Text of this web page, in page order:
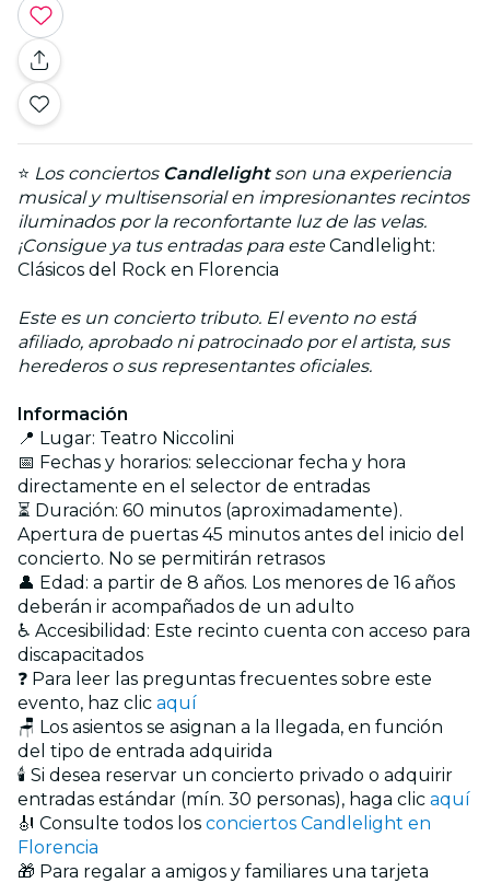
⭐ Los conciertos Candlelightson una experiencia
musical y multisensorial en impresionantes recintos
iluminados por la reconfortante luz de las velas.
¡Consigue ya tus entradas para esteCandlelight:
Clásicos del Rock en Florencia
Este es un concierto tributo. El evento no está
afiliado, aprobado ni patrocinado por el artista, sus
herederos o sus representantes oficiales.
Información
📍 Lugar: Teatro Niccolini
📅 Fechas y horarios: seleccionar fecha y hora
directamente en el selector de entradas
⏳ Duración: 60 minutos (aproximadamente).
Apertura de puertas 45 minutos antes del inicio del
concierto. No se permitirán retrasos
👤 Edad: a partir de 8 años. Los menores de 16 años
deberán ir acompañados de un adulto
♿ Accesibilidad: Este recinto cuenta con acceso para
discapacitados
❓ Para leer las preguntas frecuentes sobre este
evento, haz clic aquí
🪑 Los asientos se asignan a la llegada, en función
del tipo de entrada adquirida
🕯️ Si desea reservar un concierto privado o adquirir
entradas estándar (mín. 30 personas), haga clic aquí
🎻 Consulte todos los conciertos Candlelight en
Florencia
🎁 Para regalar a amigos y familiares una tarjeta